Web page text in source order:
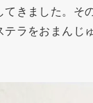
てきました。そ
ラをおまんじ